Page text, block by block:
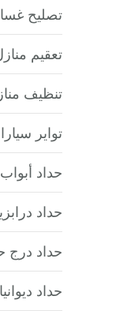
تصليح
تعقيم
تنظيف
تواير
حداد أبواب
حداد
حداد درج
حداد